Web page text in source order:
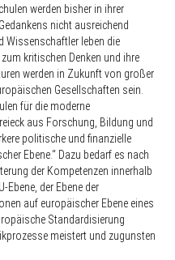
werden bisher in ihrer
nicht ausreichend
Wissenschaftler leben die
kritischen Denken und ihre
werden in Zukunft von großer
Gesellschaften sein.
für die moderne
aus Forschung, Bildung und
politische und finanzielle
Ebene.“ Dazu bedarf es nach
der Kompetenzen innerhalb
Ebene, der Ebene der
auf europäischer Ebene eines
Standardisierung
meistert und zugunsten